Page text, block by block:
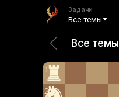
Задачи
Все темы
Все темы
1
2